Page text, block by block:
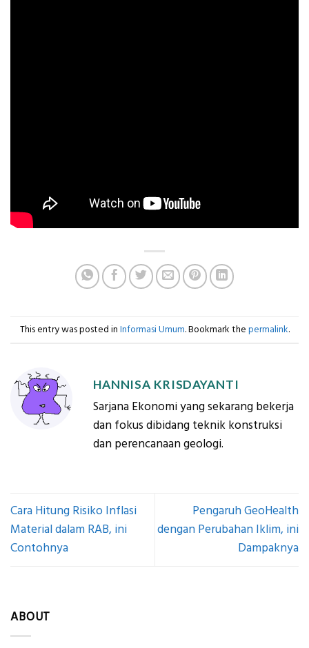
This entry was posted in Informasi Umum. Bookmark the permalink.
HANNISA KRISDAYANTI
Sarjana Ekonomi yang sekarang bekerja
dan fokus dibidang teknik konstruksi
dan perencanaan geologi.
Cara Hitung Risiko Inflasi
Material dalam RAB, ini
Contohnya
Pengaruh GeoHealth
dengan Perubahan Iklim, ini
Dampaknya
ABOUT